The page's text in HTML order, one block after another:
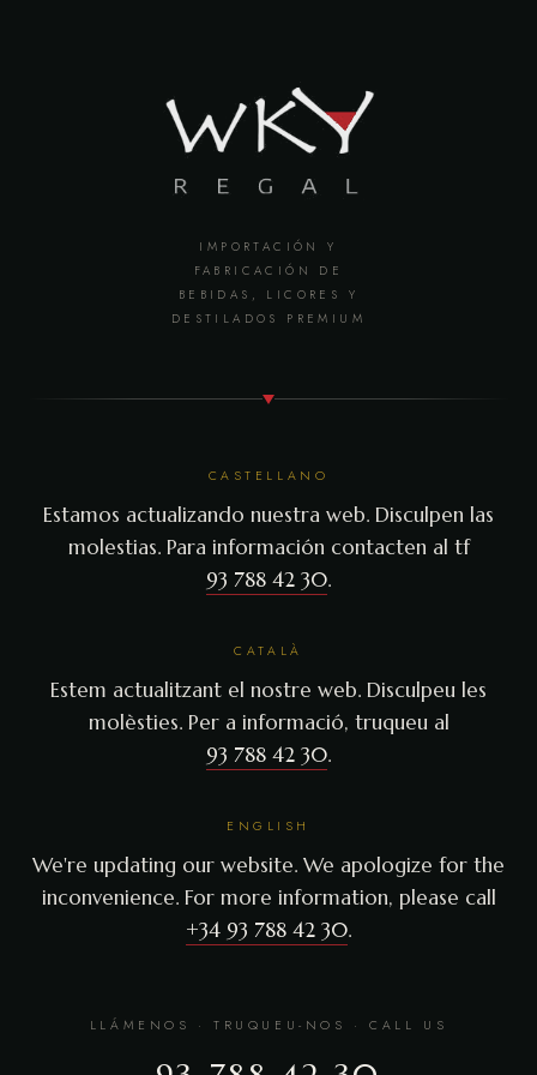
IMPORTACIÓN Y
FABRICACIÓN DE
BEBIDAS, LICORES Y
DESTILADOS PREMIUM
CASTELLANO
Estamos actualizando nuestra web. Disculpen las
molestias. Para información contacten al tf
93 788 42 30.
CATALÀ
Estem actualitzant el nostre web. Disculpeu les
molèsties. Per a informació, truqueu al
93 788 42 30.
ENGLISH
We're updating our website. We apologize for the
inconvenience. For more information, please call
+34 93 788 42 30.
LLÁMENOS · TRUQUEU-NOS · CALL US